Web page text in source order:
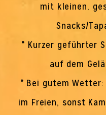
mit kleinen,
Snacks/
° Kurzer geführter
auf dem
° Bei gutem
im Freien, sonst